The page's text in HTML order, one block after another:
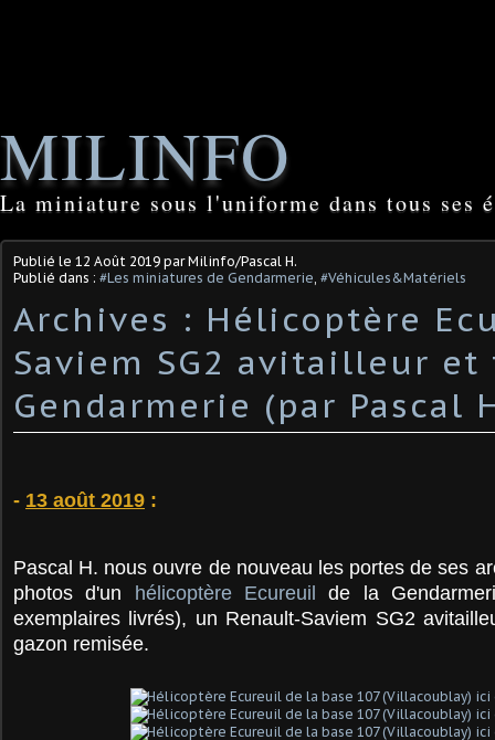
MILINFO
La miniature sous l'uniforme dans tous ses
Publié le 12 Août 2019 par Milinfo/Pascal H.
Publié dans : #Les miniatures de Gendarmerie, #Véhicules&Matériels
Archives : Hélicoptère
Saviem SG2 avitailleur et
Gendarmerie (par Pascal
- 13 août 2019 :
Pascal H. nous ouvre de nouveau les portes de ses
photos d'un
hélicoptère Ecureuil
de la
exemplaires livrés), un Renault-Saviem SG2
gazon remisée.